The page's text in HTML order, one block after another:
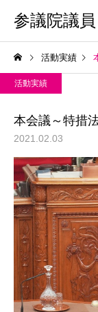
参議院議
活動実績
活動実績
本会議～特措
2021.02.03